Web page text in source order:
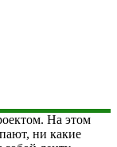
На этом
ни какие